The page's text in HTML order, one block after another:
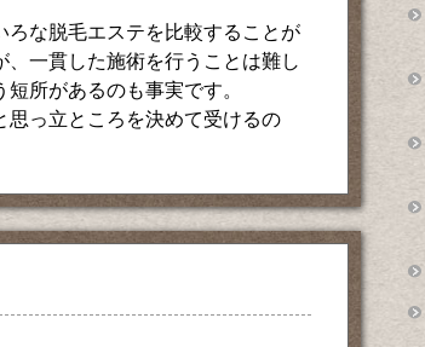
な脱毛エステを比較することが
一貫した施術を行うことは難し
所があるのも事実です。
思っ立ところを決めて受けるの